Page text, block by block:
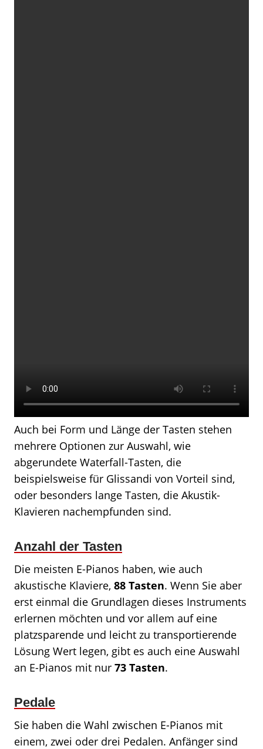
Auch bei Form und Länge der Tasten stehen
mehrere Optionen zur Auswahl, wie
abgerundete Waterfall-Tasten, die
beispielsweise für Glissandi von Vorteil sind,
oder besonders lange Tasten, die Akustik-
Klavieren nachempfunden sind.
Anzahl der Tasten
Die meisten E-Pianos haben, wie auch
akustische Klaviere, 88 Tasten. Wenn Sie aber
erst einmal die Grundlagen dieses Instruments
erlernen möchten und vor allem auf eine
platzsparende und leicht zu transportierende
Lösung Wert legen, gibt es auch eine Auswahl
an E-Pianos mit nur 73 Tasten.
Pedale
Sie haben die Wahl zwischen E-Pianos mit
einem, zwei oder drei Pedalen. Anfänger sind